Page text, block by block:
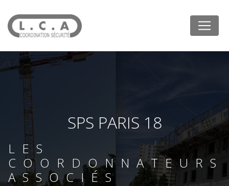
SPS PARIS 18
LES
COORDONNATEURS
ASSOCIÉS